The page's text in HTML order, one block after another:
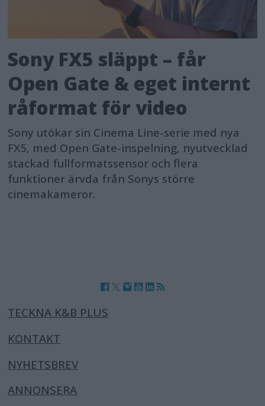
Sony FX5 släppt – får
Open Gate & eget internt
råformat för video
Sony utökar sin Cinema Line-serie med nya
FX5, med Open Gate-inspelning, nyutvecklad
stackad fullformatssensor och flera
funktioner ärvda från Sonys större
cinemakameror.
TECKNA K&B PLUS
KONTAKT
NYHETSBREV
ANNONSERA